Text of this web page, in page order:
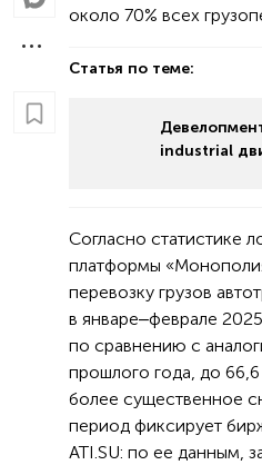
около 70% всех
Статья по теме:
industrial
Согласно статистике
платформы
перевозку грузов
в январе‒феврале
по сравнению с
прошлого года, до
более существенное
период фиксирует
ATI.SU: по ее данным,